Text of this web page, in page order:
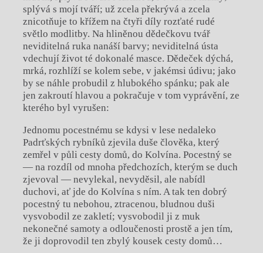
splývá s mojí tváří; už zcela překrývá a zcela
znicotňuje to křížem na čtyři díly rozťaté rudé
světlo modlitby. Na hliněnou dědečkovu tvář
neviditelná ruka nanáší barvy; neviditelná ústa
vdechují život té dokonalé masce. Dědeček dýchá,
mrká, rozhlíží se kolem sebe, v jakémsi údivu; jako
by se náhle probudil z hlubokého spánku; pak ale
jen zakroutí hlavou a pokračuje v tom vyprávění, ze
kterého byl vyrušen:
Jednomu pocestnému se kdysi v lese nedaleko
Padrťských rybníků zjevila duše člověka, který
zemřel v půli cesty domů, do Kolvína. Pocestný se
— na rozdíl od mnoha předchozích, kterým se duch
zjevoval — nevylekal, nevyděsil, ale nabídl
duchovi, ať jde do Kolvína s ním. A tak ten dobrý
pocestný tu nebohou, ztracenou, bludnou duši
vysvobodil ze zakletí; vysvobodil ji z muk
nekonečné samoty a odloučenosti prostě a jen tím,
že ji doprovodil ten zbylý kousek cesty domů…